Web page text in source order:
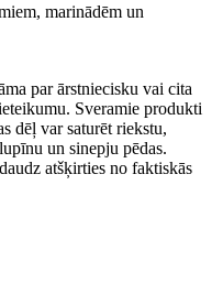
marinādēm un
par ārstniecisku vai cita
Sveramie produkti
dēļ var saturēt riekstu,
un sinepju pēdas.
atšķirties no faktiskās